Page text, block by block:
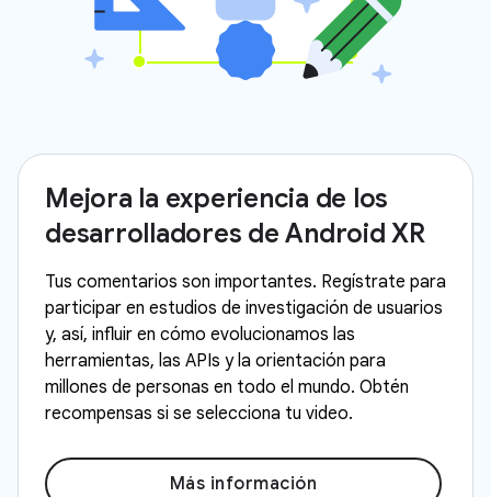
Mejora la experiencia de los
desarrolladores de Android XR
Tus comentarios son importantes. Regístrate para
participar en estudios de investigación de usuarios
y, así, influir en cómo evolucionamos las
herramientas, las APIs y la orientación para
millones de personas en todo el mundo. Obtén
recompensas si se selecciona tu video.
Más información